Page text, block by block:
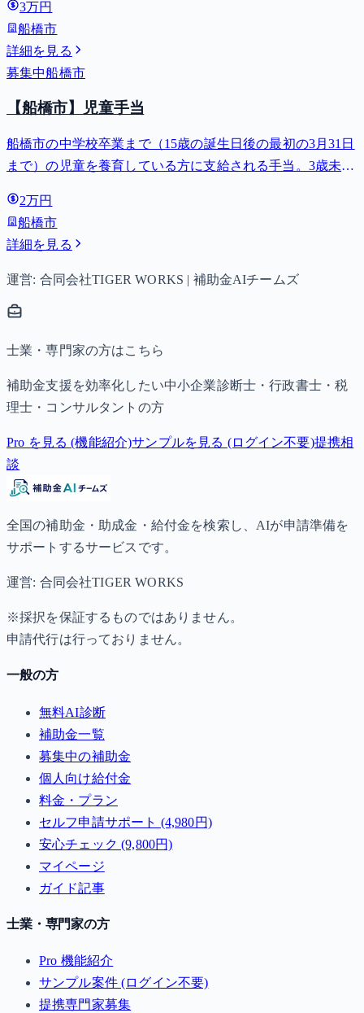
3万円
船橋市
詳細を見る
募集中船橋市
【船橋市】児童手当
船橋市の中学校卒業まで（15歳の誕生日後の最初の3月31日
まで）の児童を養育している方に支給される手当。3歳未満
子以降は15,000円）、中学生は月額10,000円。
2万円
船橋市
詳細を見る
運営: 合同会社TIGER WORKS | 補助金AIチームズ
士業・専門家の方はこちら
補助金支援を効率化したい中小企業診断士・行政書士・税
理士・コンサルタントの方
Pro を見る (機能紹介)サンプルを見る (ログイン不要)提携相
談
全国の補助金・助成金・給付金を検索し、AIが申請準備を
サポートするサービスです。
運営: 合同会社TIGER WORKS
※採択を保証するものではありません。
申請代行は行っておりません。
一般の方
無料AI診断
補助金一覧
募集中の補助金
個人向け給付金
料金・プラン
セルフ申請サポート (4,980円)
安心チェック (9,800円)
マイページ
ガイド記事
士業・専門家の方
Pro 機能紹介
サンプル案件 (ログイン不要)
提携専門家募集